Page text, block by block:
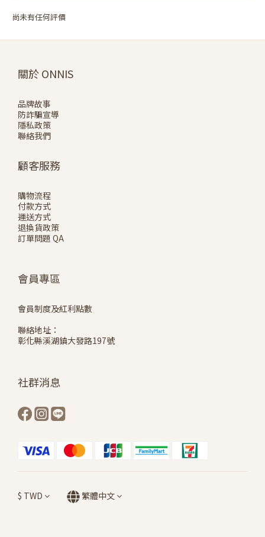
尚未有任何評價
關於 ONNIS
品牌故事
防詐騙宣導
隱私政策
聯絡我們
顧客服務
購物流程
付款方式
運送方式
退換貨政策
訂單問題 QA
會員專區
會員制度及紅利點數
聯絡地址：
彰化縣溪湖鎮大發路197號
社群消息
$ TWD 繁體中文